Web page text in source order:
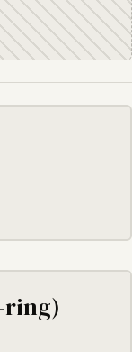
ring)